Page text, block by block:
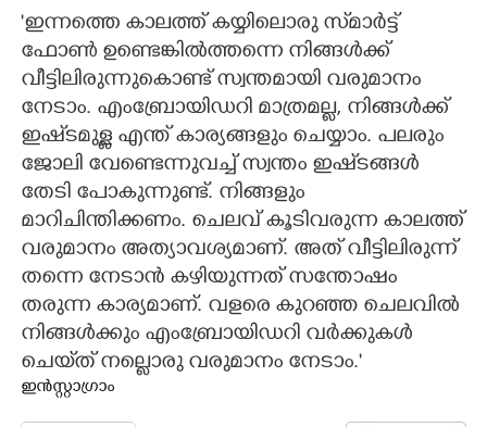
'ഇന്നത്തെ കാലത്ത് കയ്യിലൊരു സ്‌മാർട്ട്
ഫോൺ ഉണ്ടെങ്കിൽത്തന്നെ നിങ്ങൾക്ക്
വീട്ടിലിരുന്നുകൊണ്ട് സ്വന്തമായി വരുമാനം
നേടാം. എംബ്രോയിഡറി മാത്രമല്ല, നിങ്ങൾക്ക്
ഇഷ്‌ടമുള്ള എന്ത് കാര്യങ്ങളും ചെയ്യാം. പലരും
ജോലി വേണ്ടെന്നുവച്ച് സ്വന്തം ഇഷ്‌ടങ്ങൾ
തേടി പോകുന്നുണ്ട്. നിങ്ങളും
മാറിചിന്തിക്കണം. ചെലവ് കൂടിവരുന്ന കാലത്ത്
വരുമാനം അത്യാവശ്യമാണ്. അത് വീട്ടിലിരുന്ന്
തന്നെ നേടാൻ കഴിയുന്നത് സന്തോഷം
തരുന്ന കാര്യമാണ്. വളരെ കുറഞ്ഞ ചെലവിൽ
നിങ്ങൾക്കും എംബ്രോയിഡറി വർക്കുകൾ
ചെയ്‌ത് നല്ലൊരു വരുമാനം നേടാം.'
ഇൻസ്റ്റാഗ്രാം